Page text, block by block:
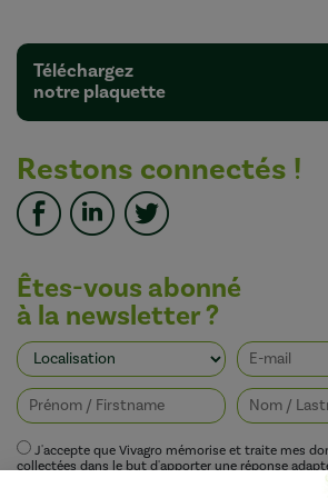
Téléchargez
notre plaquette
Restons connectés !
Êtes-vous abonné
à la newsletter ?
J'accepte que Vivagro mémorise et traite mes
collectées dans le but d'apporter une réponse
conformément à la politique de protection de la vie